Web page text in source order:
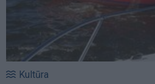
Kultūra